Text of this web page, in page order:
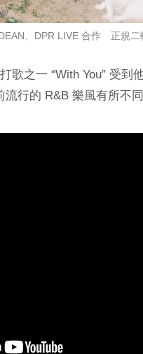
、DPR LIVE 合作 正規二
歌之一 “With You” 受到
流行的 R&B 樂風有所不